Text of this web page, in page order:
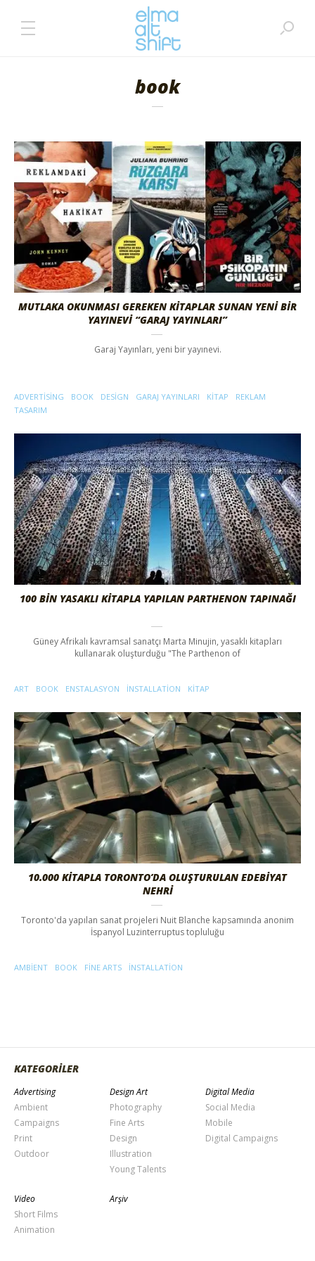
book
MUTLAKA OKUNMASI GEREKEN KITAPLAR SUNAN YENI BIR
YAYINEVI “GARAJ YAYINLARI”
Garaj Yayınları, yeni bir yayınevi.
ADVERTISING BOOK DESIGN GARAJ YAYINLARI KITAP
REKLAM
TASARIM
100 BİN YASAKLI KİTAPLA YAPILAN PARTHENON TAPINAĞI
Güney Afrikalı kavramsal sanatçı Marta Minujin, yasaklı kitapları
kullanarak oluşturduğu "The Parthenon of
ART BOOK ENSTALASYON INSTALLATION KITAP
10.000 KİTAPLA TORONTO’DA OLUŞTURULAN EDEBİYAT
NEHRİ
Toronto'da yapılan sanat projeleri Nuit Blanche kapsamında anonim
İspanyol Luzinterruptus topluluğu
AMBIENT BOOK FINE ARTS INSTALLATION
KATEGORİLER
Advertising
Ambient
Campaigns
Print
Outdoor
Design Art
Photography
Fine Arts
Design
Illustration
Young Talents
Digital Media
Social Media
Mobile
Digital Campaigns
Video
Short Films
Animation
Arşiv